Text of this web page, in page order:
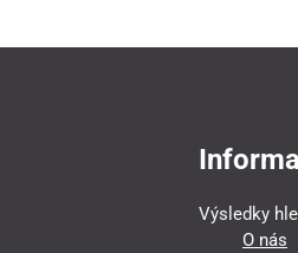
Výsledky
O nás